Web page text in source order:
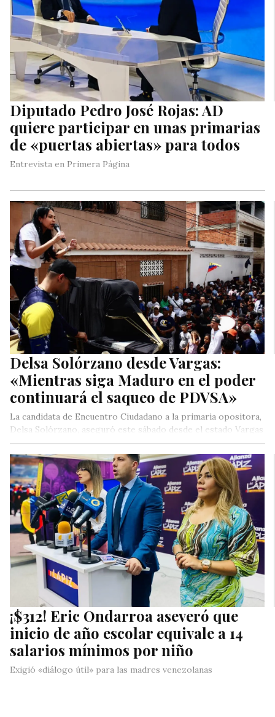
Diputado Pedro José Rojas: AD
quiere participar en unas primarias
de «puertas abiertas» para todos
Entrevista en Primera Página
Delsa Solórzano desde Vargas:
«Mientras siga Maduro en el poder
continuará el saqueo de PDVSA»
La candidata de Encuentro Ciudadano a la primaria opositora,
Delsa Solórzano, aseguró este sábado desde el estado Vargas
que el…
¡$312! Eric Ondarroa aseveró que
inicio de año escolar equivale a 14
salarios mínimos por niño
Exigió «diálogo útil» para las madres venezolanas